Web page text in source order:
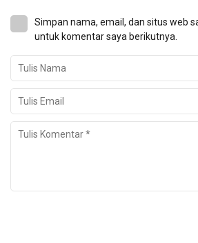
Simpan nama, email, dan situs web
untuk komentar saya berikutnya.